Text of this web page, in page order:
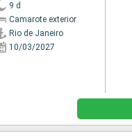
9 d
Camarote exterior
Rio de Janeiro
10/03/2027